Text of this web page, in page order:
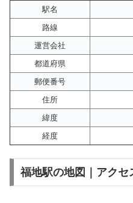
駅名
路線
運営会社
都道府県
郵便番号
住所
緯度
経度
福地駅の地図｜アクセ